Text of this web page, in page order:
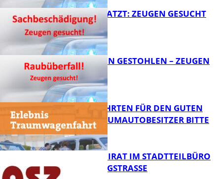
AUTO ZERKRATZT: ZEUGEN GESUCHT
FB News
TEURE KETTEN GESTOHLEN – ZEUGEN
GESUCHT!
SPENDENFAHRTEN FÜR DEN GUTEN
ZWECK – TRAUMAUTOBESITZER BITTE
MELDEN!
SENIORENBEIRAT IM STADTTEILBÜRO
IN DER KÖNIGSTRASSE